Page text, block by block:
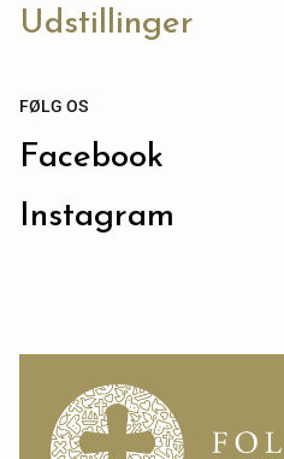
Udstillinger
FØLG OS
Facebook
Instagram